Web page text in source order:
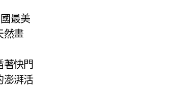
最美
然畫
快門
澎湃活